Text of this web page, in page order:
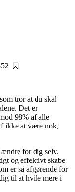
tror at du skal
Det er
98% af alle
ikke at være nok,
for dig selv.
og effektivt skabe
er så afgørende for
til at hvile mere i